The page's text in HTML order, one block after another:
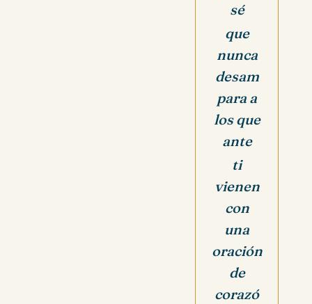
sé
que
nunca
desam
para a
los que
ante
ti
vienen
con
una
oración
de
corazó